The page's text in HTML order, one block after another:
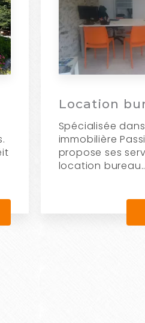
Location
Spécialisée
immobilière
propose ses
location